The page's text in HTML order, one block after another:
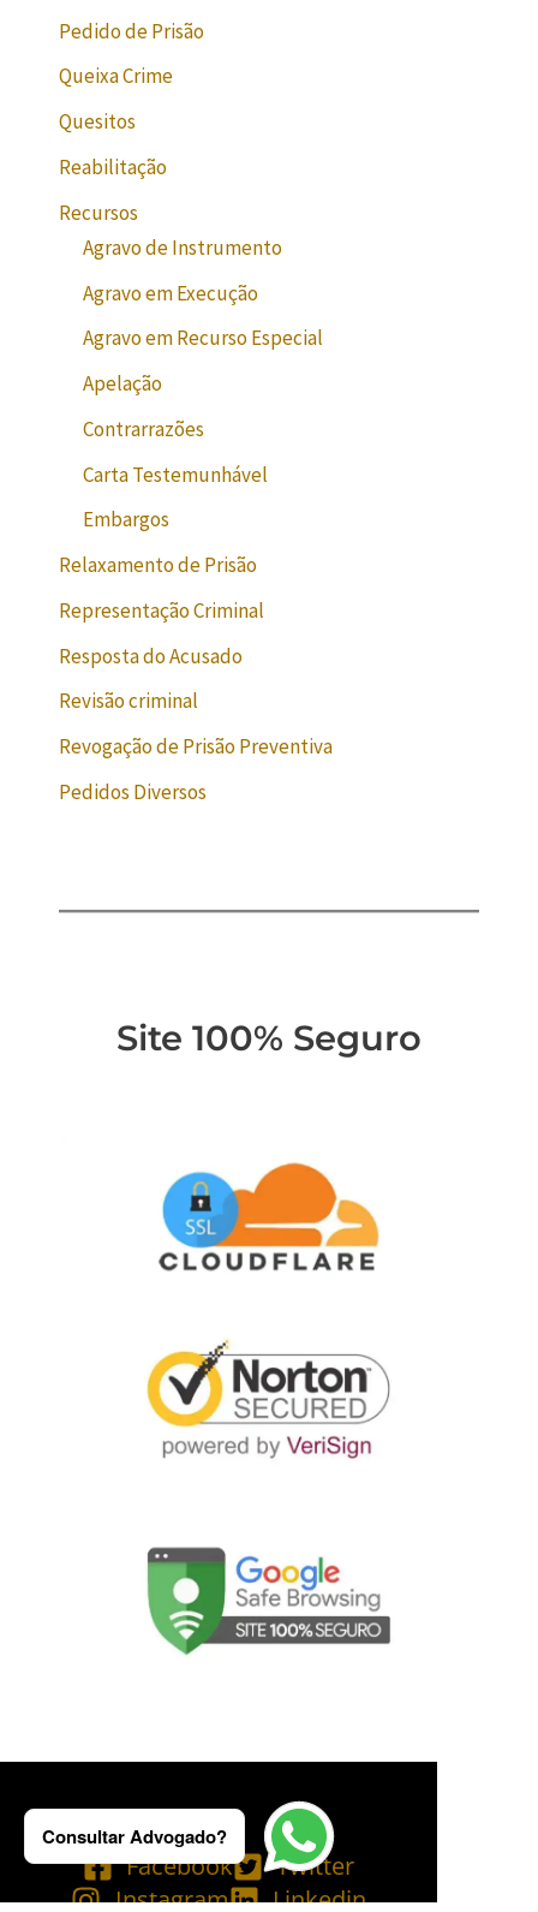
Pedido de Prisão
Queixa Crime
Quesitos
Reabilitação
Recursos
Agravo de Instrumento
Agravo em Execução
Agravo em Recurso Especial
Apelação
Contrarrazões
Carta Testemunhável
Embargos
Relaxamento de Prisão
Representação Criminal
Resposta do Acusado
Revisão criminal
Revogação de Prisão Preventiva
Pedidos Diversos
Site 100% Seguro
Facebook
Twitter
Instagram
Linkedin
Consultar Advogado?